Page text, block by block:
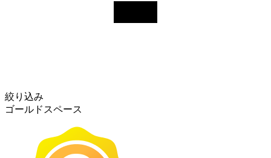
絞り込み
ゴールドスペース